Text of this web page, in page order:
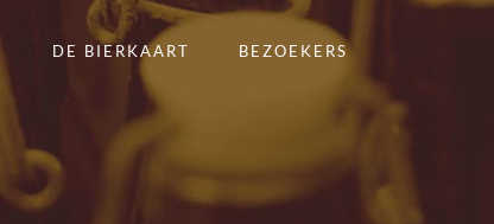
DE BIERKAART BEZOEKERS